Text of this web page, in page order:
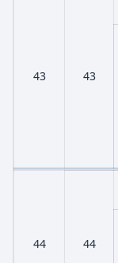
43 43
44 44